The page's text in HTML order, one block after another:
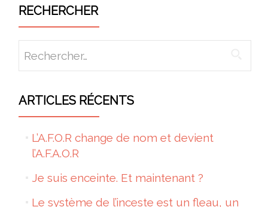
RECHERCHER
ARTICLES RÉCENTS
L’A.F.O.R change de nom et devient
l’A.F.A.O.R
Je suis enceinte. Et maintenant ?
Le système de l’inceste est un fleau, un